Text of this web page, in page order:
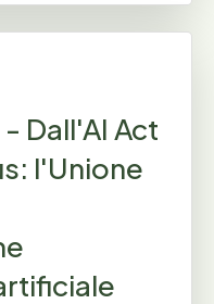
Dall'AI Act
l'Unione